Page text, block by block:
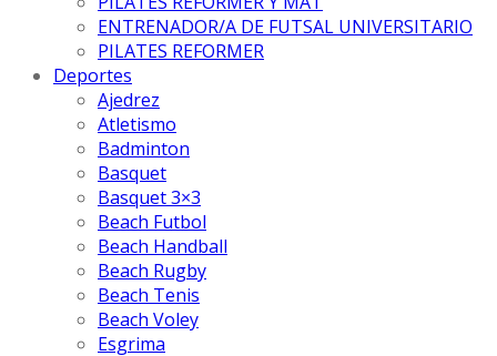
ENTRENADOR/A DE FUTSAL UNIVERSITARIO
PILATES REFORMER
Deportes
Ajedrez
Atletismo
Badminton
Basquet
Basquet 3×3
Beach Futbol
Beach Handball
Beach Rugby
Beach Tenis
Beach Voley
Esgrima